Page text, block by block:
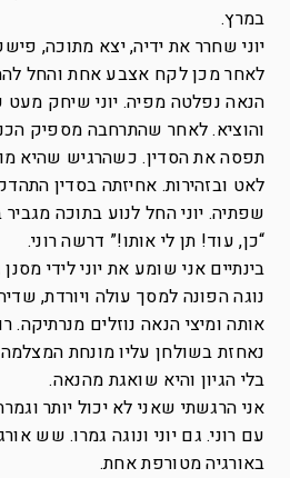
במרץ.
יוני שחרר את ידיה, יצא מתוכה,
לאחר מכן לקח אצבע אחת והחל
הנאה נפלטה מפיה. יוני שיחק
והוציא. לאחר שהתרחבה מספיק
תפסה את הסדין. כשהרגיש שהיא
לאט ובזהירות. אחיזתה בסדין
שפתיה. יוני החל לנוע בתוכה
“כן, עוד! תן לי אותו!” דרשה רוני.
בינתיים אני שומע את יוני לידי
נוגה הפונה למסך עולה ויורדת,
אותה ומיצי הנאה נוזלים מנרתיקה.
נאחזת בשולחן עליו מונחת
בלי הגיון והיא שואגת מהנאה.
אני הרגשתי שאני לא יכול יותר
עם רוני. גם יוני ונוגה גמרו. שש
באורגיה מטורפת אחת.